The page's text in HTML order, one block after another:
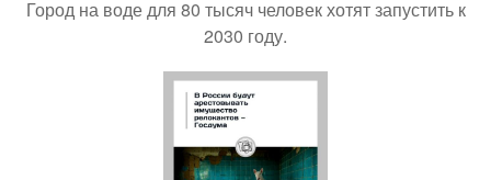
Город на воде для 80 тысяч человек хотят запустить к
2030 году.